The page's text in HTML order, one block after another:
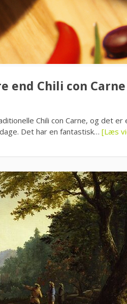
end Chili con Carne
Chili con Carne, og det er
Det har en fantastisk… [Læs